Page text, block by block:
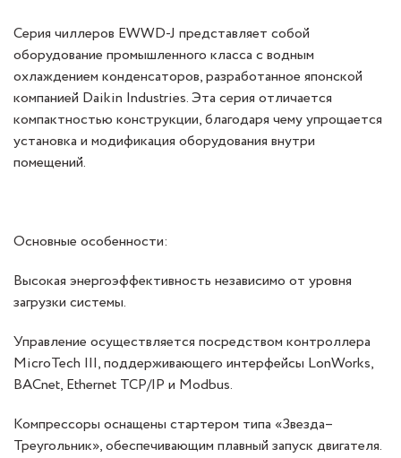
Серия чиллеров EWWD-J представляет собой
оборудование промышленного класса с водным
охлаждением конденсаторов, разработанное японской
компанией Daikin Industries. Эта серия отличается
компактностью конструкции, благодаря чему упрощается
установка и модификация оборудования внутри
помещений.
Основные особенности:
Высокая энергоэффективность независимо от уровня
загрузки системы.
Управление осуществляется посредством контроллера
MicroTech III, поддерживающего интерфейсы LonWorks,
BACnet, Ethernet TCP/IP и Modbus.
Компрессоры оснащены стартером типа «Звезда–
Треугольник», обеспечивающим плавный запуск двигателя.